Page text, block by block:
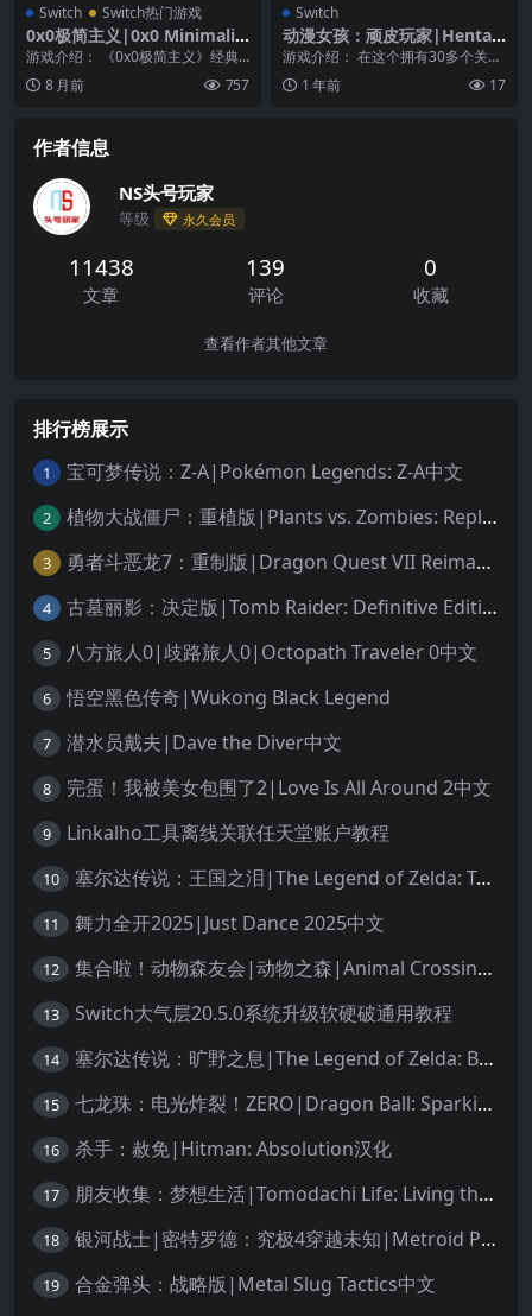
Switch Switch热门游戏
0x0极简主义|0x0 Minimalis
t
游戏介绍： 《0x0极简主义》经典
的电脑益智游戏。推动完成拼图，
开始容易，变得非...
8 月前 757
Switch
动漫女孩：顽皮玩家|Hentai
Girls: Naughty Gamer中文
游戏介绍： 在这个拥有30多个关卡
的轻松益智游戏中，你可以完成各
种关于可爱动漫女...
1 年前 17
作者信息
NS头号玩家
等级 永久会员
11438
文章
139
评论
0
收藏
查看作者其他文章
排行榜展示
1 宝可梦传说：Z-A|Pokémon Legends: Z-A中文
2 植物大战僵尸：重植版|Plants vs. Zombies: Replanted中文
3 勇者斗恶龙7：重制版|Dragon Quest VII Reimagined中文
4 古墓丽影：决定版|Tomb Raider: Definitive Edition中文
5 八方旅人0|歧路旅人0|Octopath Traveler 0中文
6 悟空黑色传奇|Wukong Black Legend
7 潜水员戴夫|Dave the Diver中文
8 完蛋！我被美女包围了2|Love Is All Around 2中文
9 Linkalho工具离线关联任天堂账户教程
10 塞尔达传说：王国之泪|The Legend of Zelda: Tears of the Kingdom中文
11 舞力全开2025|Just Dance 2025中文
12 集合啦！动物森友会|动物之森|Animal Crossing: New Horizons中文
13 Switch大气层20.5.0系统升级软硬破通用教程
14 塞尔达传说：旷野之息|The Legend of Zelda: Breath of the Wild中文
15 七龙珠：电光炸裂！ZERO|Dragon Ball: Sparking! Zero中文
16 杀手：赦免|Hitman: Absolution汉化
17 朋友收集：梦想生活|Tomodachi Life: Living the Dream中文
18 银河战士|密特罗德：究极4穿越未知|Metroid Prime 4: Beyond中文
19 合金弹头：战略版|Metal Slug Tactics中文